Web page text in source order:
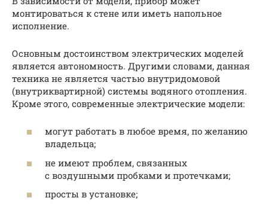
монтироваться к стене или иметь напольное
исполнение.
Основным достоинством электрических моделей
является автономность. Другими словами, данная
техника не является частью внутридомовой
(внутриквартирной) системы водяного отопления.
Кроме этого, современные электрические модели:
могут работать в любое время, по желанию
владельца;
не имеют проблем, связанных
с воздушными пробками и протечками;
просты в установке;